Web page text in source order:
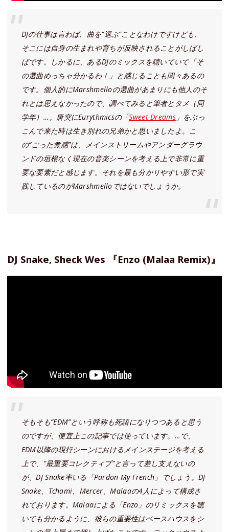
DJの仕事は言わば、曲を“選ぶ”ことなわけですけども、
そこには自身の生まれや育ちが反映されることがしばし
ばです。しかるに、あるDJのミックスを聴いていて「そ
の選曲めっちゃ分かるわ！」と感じることも間々あるの
です。個人的にMarshmelloの選曲があまりにも他人のそ
れとは思えなかったので、調べてみると筆者とタメ（同
学年）…。唐突にEurythmicsの「Sweet Dreams」をぶっ
こんで来た時は生き別れの兄弟かと思いましたよ。こ
の“ごった煮感”は、メインストリームやアンダーグラウ
ンドの垣根なく現在の音楽シーンを考える上で非常に重
要な要素だと感じます。それを最も分かりやすい形で実
践しているのがMarshmelloではないでしょうか。
DJ Snake, Sheck Wes 『Enzo (Malaa Remix)』
そもそも“EDM”という呼称も死語になりつつあると思う
のですが、便宜上この記事では使っています。…で、
EDM以降の現行シーンにおけるメインステージを考える
上で、“最重要コレクティブ”と言って差し支えないの
が、DJ Snake率いる「Pardon My French」でしょう。DJ
Snake、Tchami、Mercer、Malaaの4人によって構成さ
れております。Malaaによる「Enzo」のリミックスを聴
いても分かるように、彼らの重要性はベースハウスをシ